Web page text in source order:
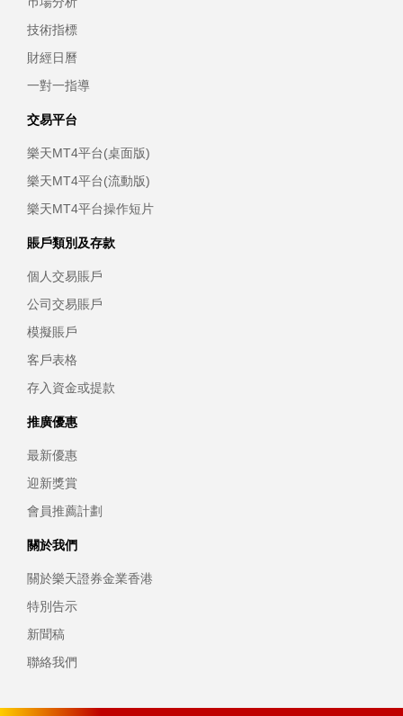
技術指標
財經日曆
一對一指導
交易平台
樂天MT4平台(桌面版)
樂天MT4平台(流動版)
樂天MT4平台操作短片
賬戶類別及存款
個人交易賬戶
公司交易賬戶
模擬賬戶
客戶表格
存入資金或提款
推廣優惠
最新優惠
迎新獎賞
會員推薦計劃
關於我們
關於樂天證券金業香港
特別告示
新聞稿
聯絡我們